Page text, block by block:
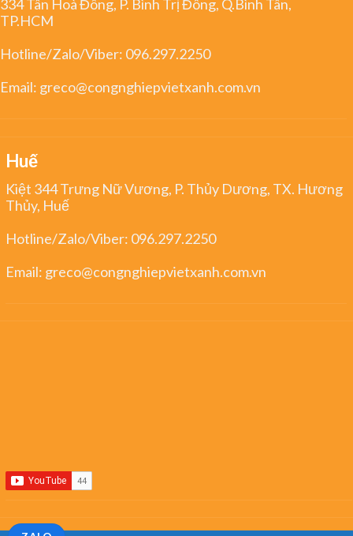
334 Tân Hoà Đông, P. Bình Trị Đông, Q.Bình Tân,
TP.HCM
Hotline/Zalo/Viber: 096.297.2250
Email: greco@congnghiepvietxanh.com.vn
Huế
Kiệt 344 Trưng Nữ Vương, P. Thủy Dương, TX. Hương
Thủy, Huế
Hotline/Zalo/Viber: 096.297.2250
Email: greco@congnghiepvietxanh.com.vn